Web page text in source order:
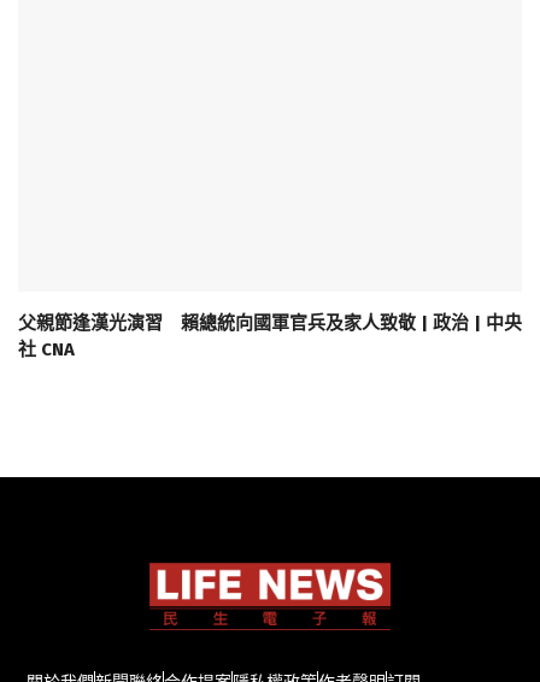
父親節逢漢光演習 賴總統向國軍官兵及家人致敬 | 政治 | 中央
社 CNA